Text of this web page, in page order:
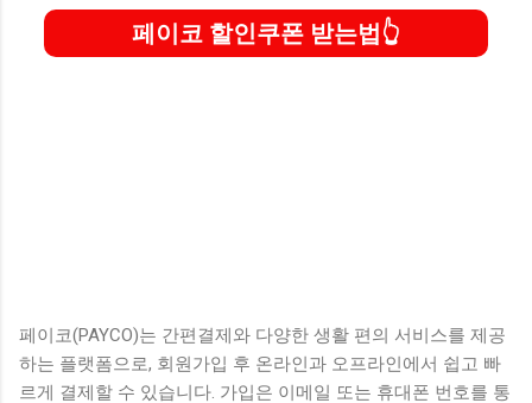
페이코 할인쿠폰 받는법
페이코(PAYCO)는 간편결제와 다양한 생활 편의 서비스를 제공
하는 플랫폼으로, 회원가입 후 온라인과 오프라인에서 쉽고 빠
르게 결제할 수 있습니다. 가입은 이메일 또는 휴대폰 번호를 통